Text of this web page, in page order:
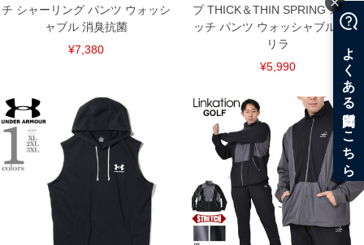
チ シャーリング パンツ ウォッシ
ャブル 消臭抗菌
¥7,380
プ THICK＆THIN SPRING ストレ
ッチ パンツ ウォッシャブル スマ
リラ
¥5,990